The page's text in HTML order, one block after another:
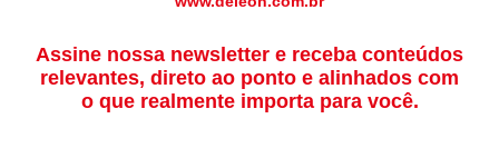
Assine nossa newsletter e receba conteúdos
relevantes, direto ao ponto e alinhados com
o que realmente importa para você.